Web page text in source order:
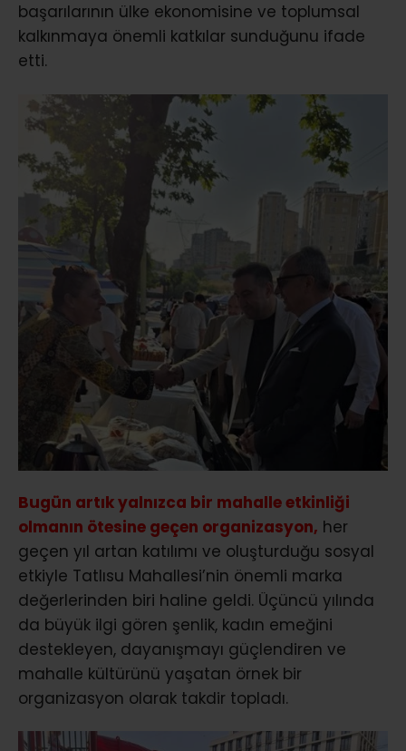
başarılarının ülke ekonomisine ve toplumsal
kalkınmaya önemli katkılar sunduğunu ifade
etti.
Bugün artık yalnızca bir mahalle etkinliği
olmanın ötesine geçen organizasyon, her
geçen yıl artan katılımı ve oluşturduğu sosyal
etkiyle Tatlısu Mahallesi’nin önemli marka
değerlerinden biri haline geldi. Üçüncü yılında
da büyük ilgi gören şenlik, kadın emeğini
destekleyen, dayanışmayı güçlendiren ve
mahalle kültürünü yaşatan örnek bir
organizasyon olarak takdir topladı.